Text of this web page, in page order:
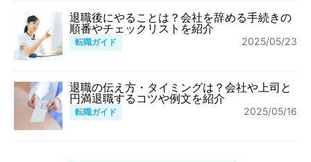
退職後にやることは？会社を辞める手続きの
順番やチェックリストを紹介
転職ガイド 2025/05/23
退職の伝え方・タイミングは？会社や上司と
円満退職するコツや例文を紹介
転職ガイド 2025/05/16